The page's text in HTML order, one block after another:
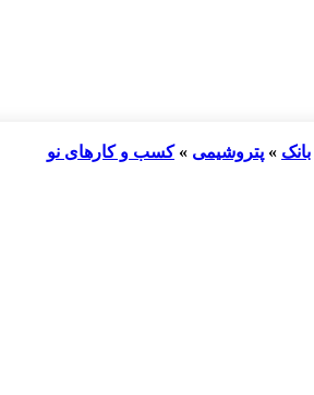
بانک » پتروشیمی »کسب و کارهای نو